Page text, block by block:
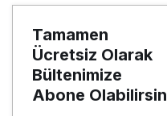
Tamamen
Ücretsiz Olarak
Bültenimize
Abone Olabilirsin